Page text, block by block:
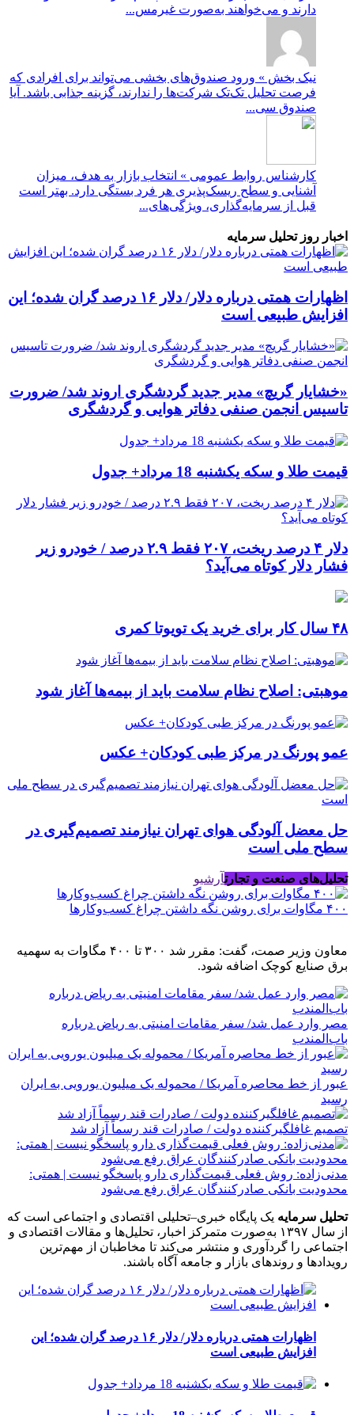
دارند و می‌خواهند به‌صورت غیرمس...
نیک بخش » ورود صندوق‌های بخشی می‌تواند برای افرادی که
فرصت تحلیل تک‌تک شرکت‌ها را ندارند، گزینه جذابی باشد. آیا
صندوق سی...
کارشناس روابط عمومی » انتخاب بازار به هدف، میزان
آشنایی و سطح ریسک‌پذیری هر فرد بستگی دارد. بهتر است
قبل از سرمایه‌گذاری، ویژگی‌های...
اخبار روز تحلیل سرمایه
اظهارات همتی درباره دلار/ دلار ۱۶ درصد گران شده؛ این
افزایش طبیعی است
«خشایار گریچ» مدیر جدید گردشگری اروند شد/ ضرورت
تاسیس انجمن صنفی دفاتر هوایی و گردشگری
قیمت طلا و سکه یکشنبه 18 مرداد+ جدول
دلار ۴ درصد ریخت، ۲۰۷ فقط ۲.۹ درصد / خودرو زیر
فشار دلار کوتاه می‌آید؟
۴۸ سال کار برای خرید یک تویوتا کمری
موهبتی: اصلاح نظام سلامت باید از بیمه‌ها آغاز شود
عمو پورنگ در مرکز طبی کودکان+ عکس
حل معضل آلودگی هوای تهران نیازمند تصمیم‌گیری در
سطح ملی است
تحلیل‌های صنعت و تجارتآرشیو
۴۰۰ مگاوات برای روشن نگه داشتن چراغ کسب‌وکار‌ها
معاون وزیر صمت، گفت: مقرر شد ۳۰۰ تا ۴۰۰ مگاوات به سهمیه
برق صنایع کوچک اضافه شود.
مصر وارد عمل شد/ سفر مقامات امنیتی به ریاض درباره
باب‌المندب
عبور از خط محاصره آمریکا / محموله یک میلیون یورویی به ایران
رسید
تصمیم غافلگیرکننده دولت / صادرات قند رسماً آزاد شد
مدنی‌زاده: روش فعلی قیمت‌گذاری دارو پاسخگو نیست | همتی:
محدودیت بانکی صادرکنندگان عراق رفع می‌شود
تحلیل سرمایه یک پایگاه خبری–تحلیلی اقتصادی و اجتماعی است که
از سال ۱۳۹۷ به‌صورت متمرکز اخبار، تحلیل‌ها و مقالات اقتصادی و
اجتماعی را گردآوری و منتشر می‌کند تا مخاطبان از مهم‌ترین
رویدادها و روندهای بازار و جامعه آگاه باشند.
اظهارات همتی درباره دلار/ دلار ۱۶ درصد گران شده؛ این
افزایش طبیعی است